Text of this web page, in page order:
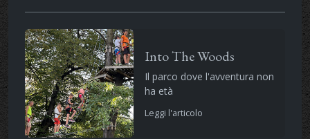
Into The Woods
Il parco dove l'avventura non
ha età
Leggi l'articolo